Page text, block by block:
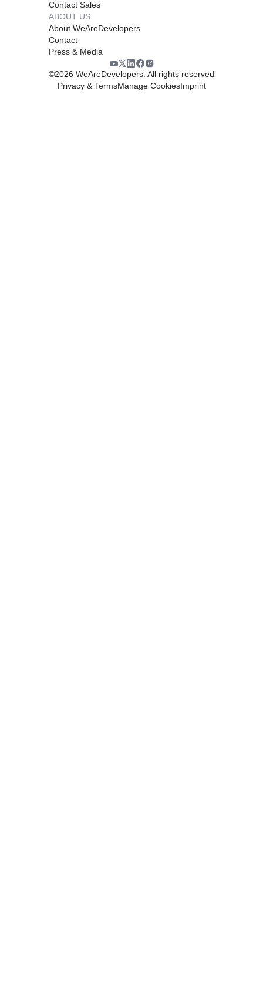
Contact Sales
ABOUT US
About WeAreDevelopers
Contact
Press & Media
©2026 WeAreDevelopers. All rights reserved
Privacy & TermsManage CookiesImprint